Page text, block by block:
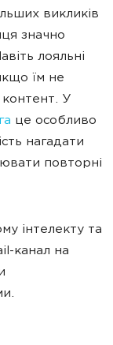
викликів
значно
лояльні
їм не
У
це особливо
нагадати
повторні
інтелекту та
канал на